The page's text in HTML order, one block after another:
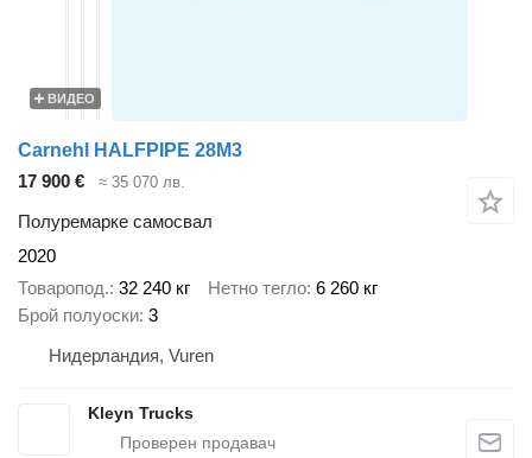
ВИДЕО
Carnehl HALFPIPE 28M3
17 900 €
≈ 35 070 лв.
Полуремарке самосвал
2020
Товаропод. 32 240 кг Нетно тегло 6 260 кг
Брой полуоски 3
Нидерландия, Vuren
Kleyn Trucks